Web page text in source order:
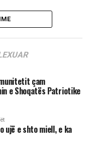
çam
e Shoqatës Patriotike
ujë e shto miell, e ka